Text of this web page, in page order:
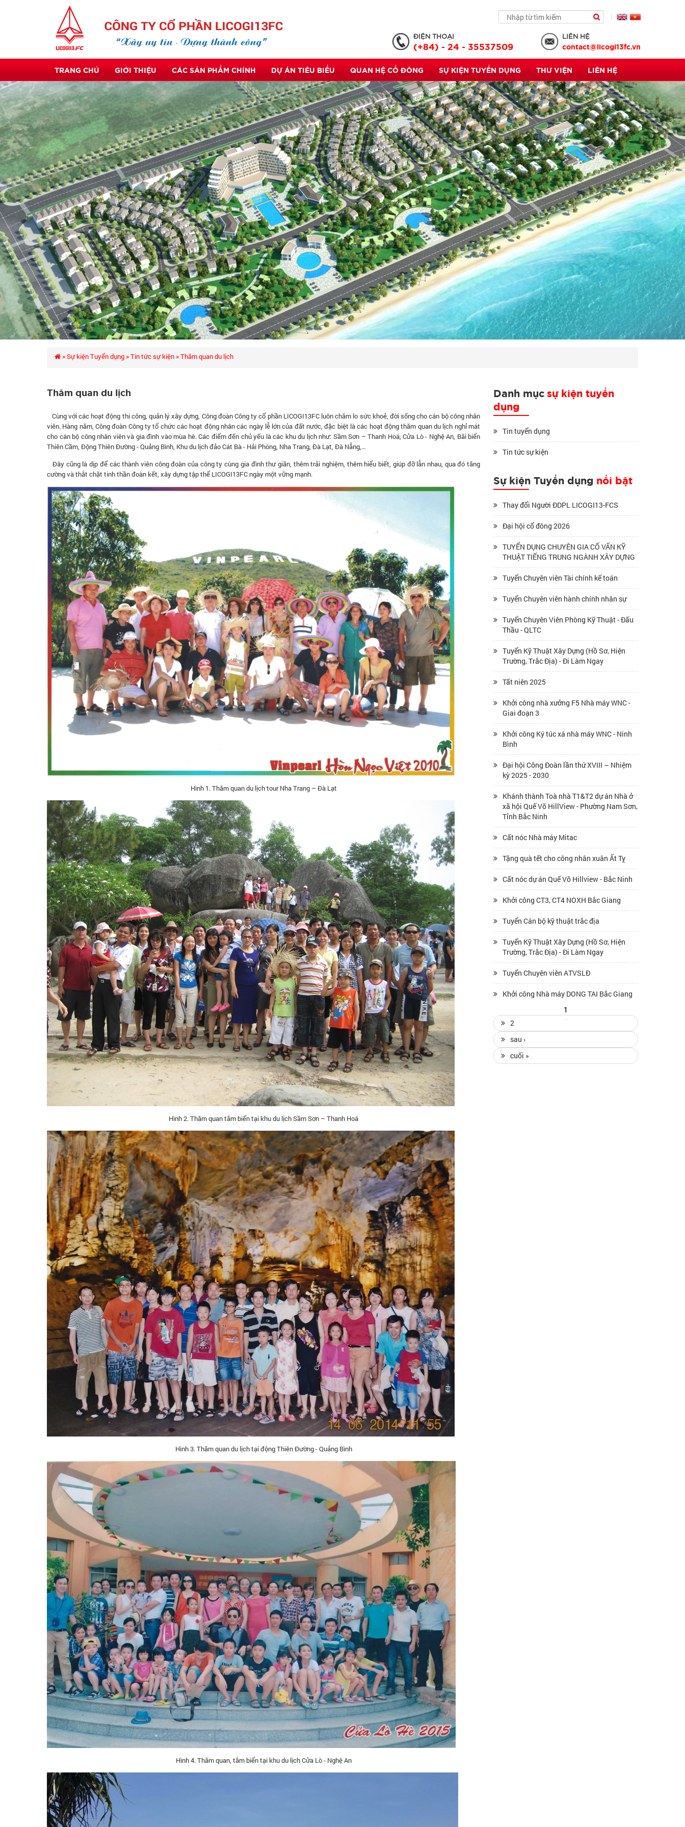
ĐIỆN THOẠI
(+84) - 24 - 35537509
LIÊN HỆ
contact@licogi13fc.vn
TRANG CHỦ GIỚI THIỆU CÁC SẢN PHẨM CHÍNH DỰ ÁN TIÊU BIỂU QUAN HỆ CỔ ĐÔNG SỰ KIỆN TUYỂN DỤNG THƯ VIỆN LIÊN HỆ
»Sự kiện Tuyển dụng »Tin tức sự kiện » Thăm quan du lịch
Thăm quan du lịch
Cùng với các hoạt động thi công, quản lý xây dựng, Công đoàn Công ty cổ phần LICOGI13FC luôn chăm lo sức khoẻ, đời sống cho cán bộ công nhân
viên. Hàng năm, Công đoàn Công ty tổ chức các hoạt động nhân các ngày lễ lớn của đất nước, đặc biệt là các hoạt động thăm quan du lịch nghỉ mát
cho cán bộ công nhân viên và gia đình vào mùa hè. Các điểm đến chủ yếu là các khu du lịch như: Sầm Sơn – Thanh Hoá, Cửa Lò - Nghệ An, Bãi biển
Thiên Cầm, Động Thiên Đường - Quảng Bình, Khu du lịch đảo Cát Bà - Hải Phòng, Nha Trang, Đà Lạt, Đà Nẵng,…
Đây cũng là dịp để các thành viên công đoàn của công ty cùng gia đình thư giãn, thêm trải nghiệm, thêm hiểu biết, giúp đỡ lẫn nhau, qua đó tăng
cường và thắt chặt tinh thần đoàn kết, xây dựng tập thể LICOGI13FC ngày một vững mạnh.
Hình 1. Thăm quan du lịch tour Nha Trang – Đà Lạt
Hình 2. Thăm quan tắm biển tại khu du lịch Sầm Sơn – Thanh Hoá
Hình 3. Thăm quan du lịch tại động Thiên Đường - Quảng Bình
Hình 4. Thăm quan, tắm biển tại khu du lịch Cửa Lò - Nghệ An
Danh mụcsự kiện tuyển
dụng
Tin tuyển dụng
Tin tức sự kiện
Sự kiện Tuyển dụng nổi bật
Thay đổi Người ĐDPL LICOGI13-FCS
Đại hội cổ đông 2026
TUYỂN DỤNG CHUYÊN GIA CỐ VẤN KỸ
THUẬT TIẾNG TRUNG NGÀNH XÂY DỰNG
Tuyển Chuyên viên Tài chính kế toán
Tuyển Chuyên viên hành chính nhân sự
Tuyển Chuyên Viên Phòng Kỹ Thuật - Đấu
Thầu - QLTC
Tuyển Kỹ Thuật Xây Dựng (Hồ Sơ, Hiện
Trường, Trắc Địa) - Đi Làm Ngay
Tất niên 2025
Khởi công nhà xưởng F5 Nhà máy WNC -
Giai đoạn 3
Khởi công Ký túc xá nhà máy WNC - Ninh
Bình
Đại hội Công Đoàn lần thứ XVIII – Nhiệm
kỳ 2025 - 2030
Khánh thành Toà nhà T1&T2 dự án Nhà ở
xã hội Quế Võ HillView - Phường Nam Sơn,
Tỉnh Bắc Ninh
Cất nóc Nhà máy Mitac
Tặng quà tết cho công nhân xuân Ất Tỵ
Cất nóc dự án Quế Võ Hillview - Bắc Ninh
Khởi công CT3, CT4 NOXH Bắc Giang
Tuyển Cán bộ kỹ thuật trắc địa
Tuyển Kỹ Thuật Xây Dựng (Hồ Sơ, Hiện
Trường, Trắc Địa) - Đi Làm Ngay
Tuyển Chuyên viên ATVSLĐ
Khởi công Nhà máy DONG TAI Bắc Giang
Trang
1
2
sau ›
cuối »